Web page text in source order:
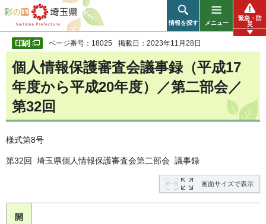
彩の国 埼玉県
情報を探す メニュー
緊急・防
災
ページ番号：18025 掲載日：2023年11月28日
個人情報保護審査会議事録（平成17
年度から平成20年度）／第二部会／
第32回
様式第8号
第32回 埼玉県個人情報保護審査会第二部会 議事録
画面サイズで表示
開